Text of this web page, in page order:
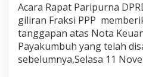
i
n
M
e
s
Acara Rapat Paripurna
giliran Fraksi PPP
tanggapan atas Nota
Payakumbuh yang telah
sebelumnya,Selasa 11